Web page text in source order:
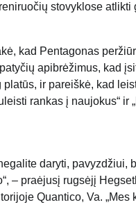
stovyklose atlikti
kad Pentagonas
apibrėžimus, kad
platūs, ir pareiškė, kad
rankas į naujokus“ ir
daryti, pavyzdžiui,
– praėjusį rugsėjį
Quantico, Va. „Mes